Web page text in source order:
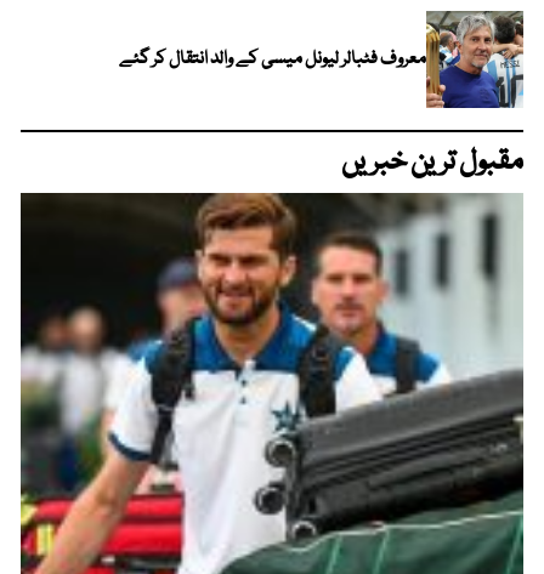
معروف فٹبالر لیونل میسی کے والد انتقال کر گئے
مقبول ترین خبریں